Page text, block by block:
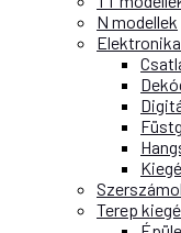
N modellek
Terep